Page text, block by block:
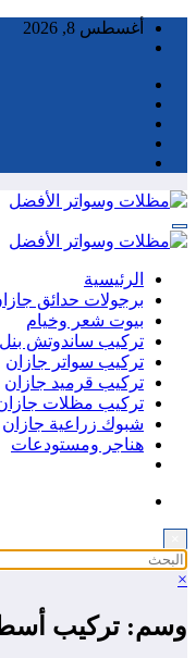
التجاوزأغسطس 8, 2026
الرئيسية
برجولات حدائق
بيوت شعر وخيام
تركيب ساندوتش بنل
تركيب سواتر جازان
تركيب قرميد جازان
تركيب مظلات
شبوك زراعية جازان
هناجر ومستودعات
×
وسم: تركيب